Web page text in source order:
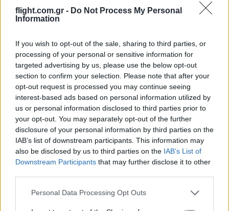
flight.com.gr - Do Not Process My Personal
Information
If you wish to opt-out of the sale, sharing to third parties, or
processing of your personal or sensitive information for
targeted advertising by us, please use the below opt-out
section to confirm your selection. Please note that after your
opt-out request is processed you may continue seeing
interest-based ads based on personal information utilized by
us or personal information disclosed to third parties prior to
your opt-out. You may separately opt-out of the further
disclosure of your personal information by third parties on the
IAB’s list of downstream participants. This information may
also be disclosed by us to third parties on the IAB’s List of
Downstream Participants that may further disclose it to other
Please note that this website/app uses one or more Google
Personal Data Processing Opt Outs
Ροή Ειδήσεων
ΣΑΝ ΣΗΜΕΡΑ – 6 Αυγούστου 1870:
Μάχες του Spicheren και του Wörth, ο
γερμανικός στρατός διαλύει τους
Γάλλους